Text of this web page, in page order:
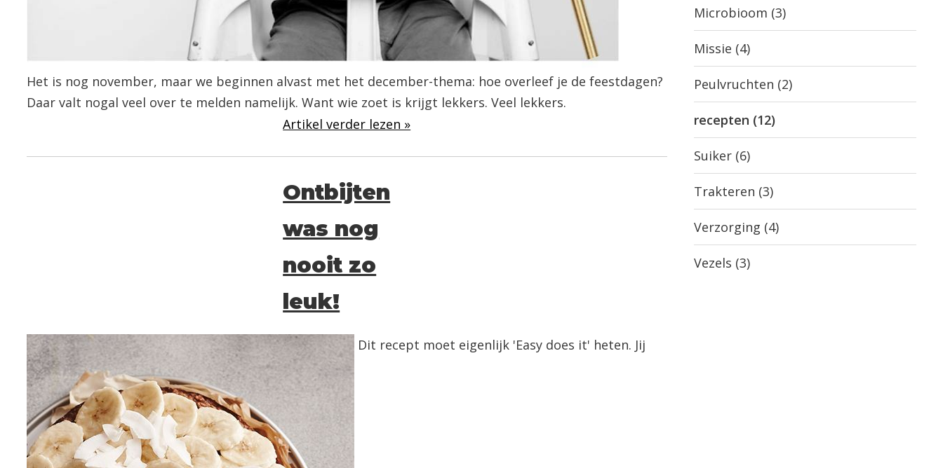
Het is nog november, maar we beginnen alvast met het december-thema: hoe overleef je de feestdagen?
Daar valt nogal veel over te melden namelijk. Want wie zoet is krijgt lekkers. Veel lekkers.
Artikel verder lezen »
Ontbijten
was nog
nooit zo
leuk!
Dit recept moet eigenlijk 'Easy does it' heten. Jij
Microbioom (3)
Missie (4)
Peulvruchten (2)
recepten (12)
Suiker (6)
Trakteren (3)
Verzorging (4)
Vezels (3)